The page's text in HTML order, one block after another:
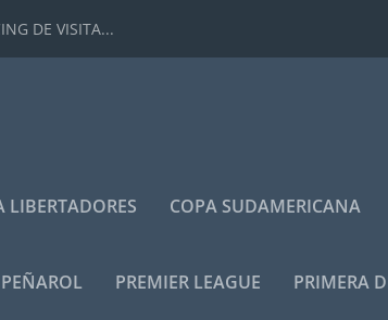
DE VISITA...
LIBERTADORES COPA SUDAMERICANA
PEÑAROL PREMIER LEAGUE PRIMERA